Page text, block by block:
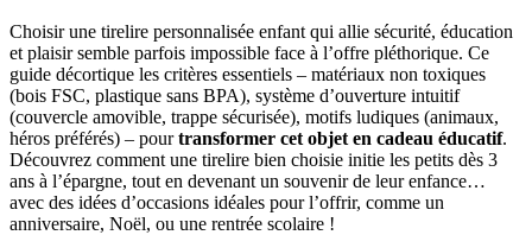
Choisir une tirelire personnalisée enfant qui allie sécurité, éducation
et plaisir semble parfois impossible face à l’offre pléthorique. Ce
guide décortique les critères essentiels – matériaux non toxiques
(bois FSC, plastique sans BPA), système d’ouverture intuitif
(couvercle amovible, trappe sécurisée), motifs ludiques (animaux,
héros préférés) – pourtransformer cet objet en cadeau éducatif.
Découvrez comment une tirelire bien choisie initie les petits dès 3
ans à l’épargne, tout en devenant un souvenir de leur enfance…
avec des idées d’occasions idéales pour l’offrir, comme un
anniversaire, Noël, ou une rentrée scolaire !